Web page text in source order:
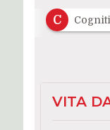
C
VITA